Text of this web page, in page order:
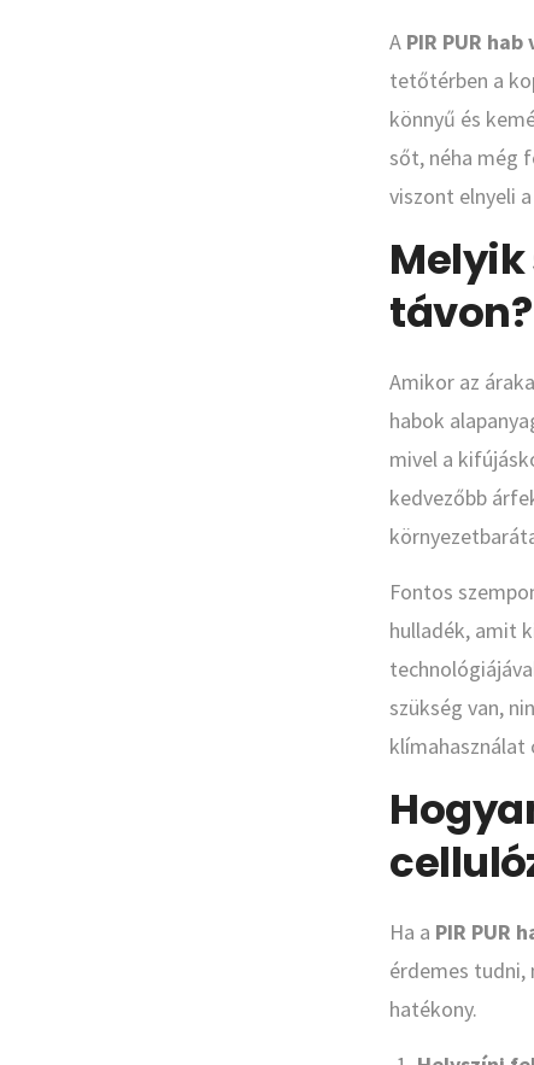
A PIR PUR
tetőtérben a
könnyű és
sőt, néha még
viszont elnyeli
távon?
Amikor az
habok
mivel a
kedvezőbb
Fontos
hulladék, amit
szükség van,
klímahasználat
Ha a PIR PUR
érdemes tudni,
hatékony.